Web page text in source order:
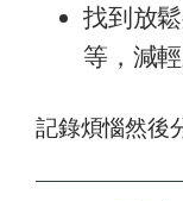
找到放
等，減輕
記錄煩惱然後